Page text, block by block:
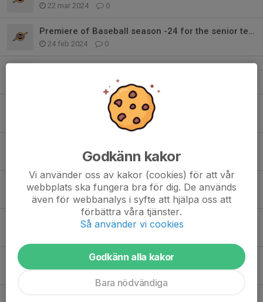
22 mar 2024 0
Premiere of Baseball season -24 for the senior team
24 feb 2024 0
31 aug 2023 0
Säsongens första seniormatch
29 apr 2023 0
Fix-the-Field Day- Saturday, April 22, 2023
Tack till Lunds Naprapatklinik!
5 feb 2023 0
Godkänn kakor
Vi använder oss av kakor (cookies) för att vår
webbplats ska fungera bra för dig. De används
även för webbanalys i syfte att hjälpa oss att
förbättra våra tjänster.
Så använder vi cookies
Godkänn alla kakor
Bara nödvändiga